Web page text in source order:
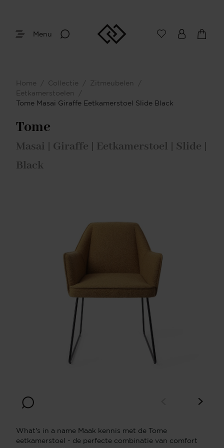
Menu
Home / Collectie / Zitmeubelen
/
Eetkamerstoelen
/
Tome Masai Giraffe Eetkamerstoel Slide Black
Tome
Masai | Giraffe | Eetkamerstoel | Slide |
Black
What's in a name Maak kennis met de Tome
eetkamerstoel - de perfecte combinatie van comfort